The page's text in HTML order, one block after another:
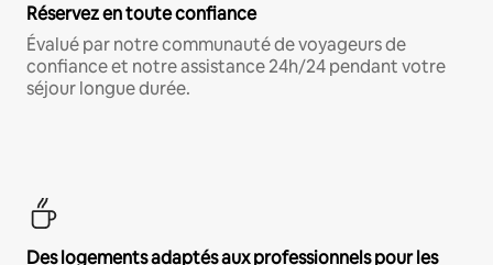
Réservez en toute confiance
Évalué par notre communauté de voyageurs de
confiance et notre assistance 24h/24 pendant votre
séjour longue durée.
Des logements adaptés aux professionnels pour les